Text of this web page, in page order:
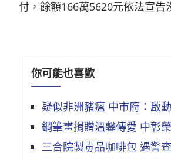
付，餘額166萬5620元依法宣告
你可能也喜歡
疑似非洲豬瘟 中市府：啟
鋼筆畫捐贈溫馨傳愛 中彰
三合院製毒品咖啡包 遇警